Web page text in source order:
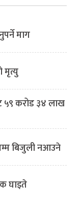
माग
मृत्यु
५९ करोड ३४ लाख
बिजुली नआउने
घाइते